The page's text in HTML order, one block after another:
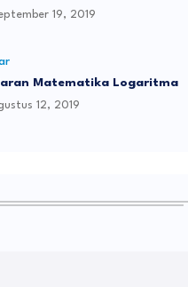
19, 2019
Pelajaran Matematika Logaritma
12, 2019